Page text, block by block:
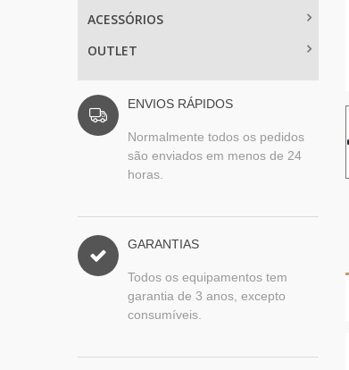
ACESSÓRIOS
OUTLET
ENVIOS RÁPIDOS
Normalmente todos os pedidos
são enviados em menos de 24
horas.
GARANTIAS
Todos os equipamentos tem
garantia de 3 anos, excepto
consumíveis.